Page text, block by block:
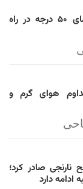
هشدار هواشناسی خوزستان؛ دمای ۵۰ درجه در راه
هوای گرم و
صادر کرد؛
دارد